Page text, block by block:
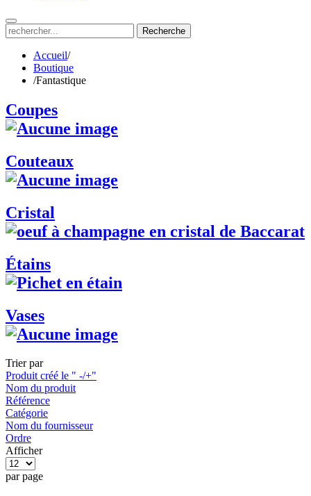
Recherche
Accueil/
Boutique
/Fantastique
Coupes
Couteaux
Cristal
Étains
Vases
Trier par
Produit créé le " -/+"
Nom du produit
Référence
Catégorie
Nom du fournisseur
Ordre
Afficher
par page